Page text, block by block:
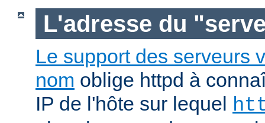
L'adresse du
Le support des serveurs
nom oblige httpd à
IP de l'hôte sur lequel